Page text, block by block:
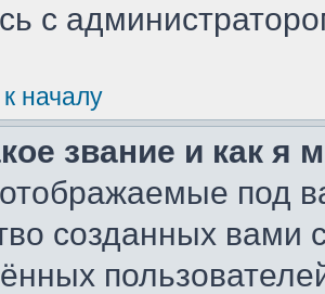
с
началу
звание и как я
под
созданных